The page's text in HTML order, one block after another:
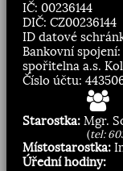
IČ: 00236144
DIČ: CZ00236144
ID datové
Bankovní spojení:
spořitelna a.s.
Číslo účtu:
Starostka: Mgr.
(tel:
Místostarostka:
Úřední hodiny: